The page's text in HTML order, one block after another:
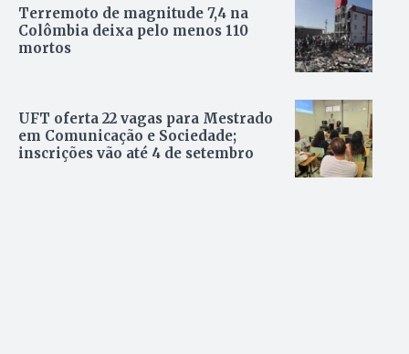
Terremoto de magnitude 7,4 na
Colômbia deixa pelo menos 110
mortos
UFT oferta 22 vagas para Mestrado
em Comunicação e Sociedade;
inscrições vão até 4 de setembro